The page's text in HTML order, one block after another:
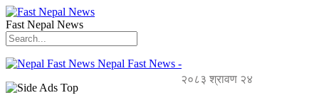
Fast Nepal News
Nepal Fast News -
२०८३ श्रावण २४